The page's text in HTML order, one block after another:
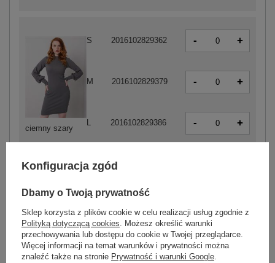
ciemny szary
S 2016102829362 - +
M 2016102829379 - +
L 2016102829386 - +
czarny
M 2016102744207 - +
Konfiguracja zgód
Dbamy o Twoją prywatność
Sklep korzysta z plików cookie w celu realizacji usług zgodnie z
Polityką dotyczącą cookies . Możesz określić warunki
przechowywania lub dostępu do cookie w Twojej przeglądarce.
Więcej informacji na temat warunków i prywatności można
znaleźć także na stronie Prywatność i warunki Google